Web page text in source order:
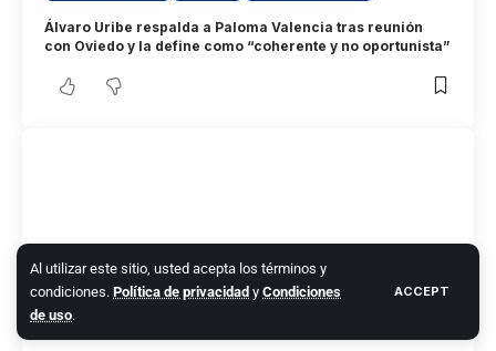
Al utilizar este sitio, usted acepta los términos y
condiciones. Política de privacidad y Condiciones
de uso.
ACCEPT
Álvaro Uribe respalda a Paloma Valencia tras reunión
con Oviedo y la define como “coherente y no oportunista”